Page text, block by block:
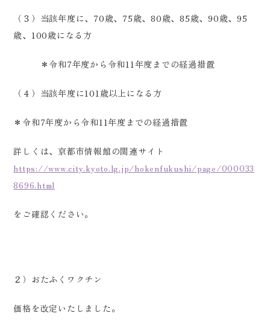
（３）当該年度に、70歳、75歳、80歳、85歳、90歳、95
歳、100歳になる方
＊令和7年度から令和11年度までの経過措置
（４）当該年度に101歳以上になる方
＊令和7年度から令和11年度までの経過措置
詳しくは、京都市情報館の関連サイト
https://www.city.kyoto.lg.jp/hokenfukushi/page/000033
8696.html
をご確認ください。
２）おたふくワクチン
価格を改定いたしました。